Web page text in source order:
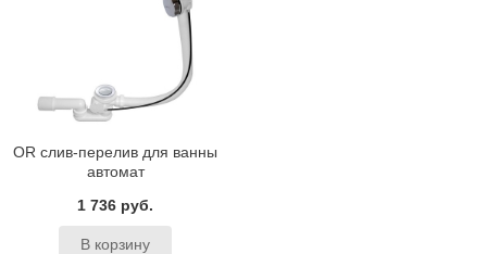
OR слив-перелив для ванны
автомат
1 736 руб.